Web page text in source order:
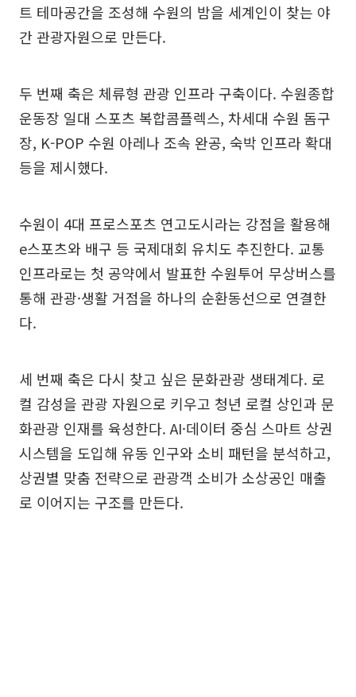
트 테마공간을 조성해 수원의 밤을 세계인이 찾는 야
간 관광자원으로 만든다.
두 번째 축은 체류형 관광 인프라 구축이다. 수원종합
운동장 일대 스포츠 복합콤플렉스, 차세대 수원 돔구
장, K-POP 수원 아레나 조속 완공, 숙박 인프라 확대
등을 제시했다.
수원이 4대 프로스포츠 연고도시라는 강점을 활용해
e스포츠와 배구 등 국제대회 유치도 추진한다. 교통
인프라로는 첫 공약에서 발표한 수원투어 무상버스를
통해 관광·생활 거점을 하나의 순환동선으로 연결한
다.
세 번째 축은 다시 찾고 싶은 문화관광 생태계다. 로
컬 감성을 관광 자원으로 키우고 청년 로컬 상인과 문
화관광 인재를 육성한다. AI·데이터 중심 스마트 상권
시스템을 도입해 유동 인구와 소비 패턴을 분석하고,
상권별 맞춤 전략으로 관광객 소비가 소상공인 매출
로 이어지는 구조를 만든다.